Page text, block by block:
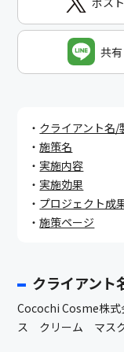
共有
クライアント名/
施策名
実施内容
実施効果
プロジェクト成
施策ページ
クライアント
Cocochi Cosme株
ス クリーム マス